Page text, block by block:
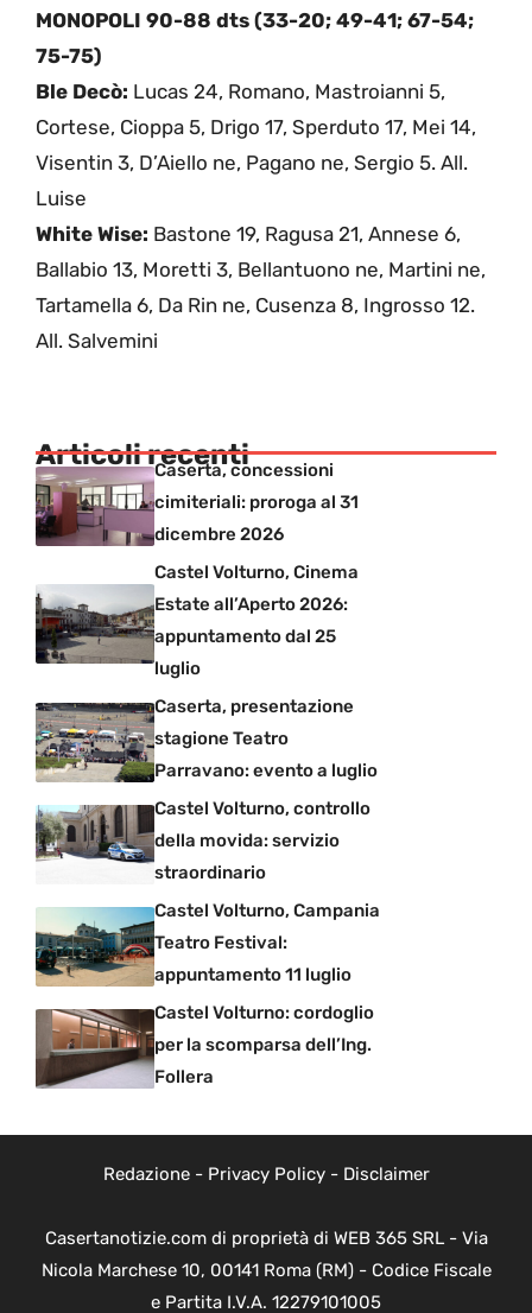
MONOPOLI 90-88 dts (33-20; 49-41; 67-54;
75-75)
Ble Decò: Lucas 24, Romano, Mastroianni 5,
Cortese, Cioppa 5, Drigo 17, Sperduto 17, Mei 14,
Visentin 3, D’Aiello ne, Pagano ne, Sergio 5. All.
Luise
White Wise: Bastone 19, Ragusa 21, Annese 6,
Ballabio 13, Moretti 3, Bellantuono ne, Martini ne,
Tartamella 6, Da Rin ne, Cusenza 8, Ingrosso 12.
All. Salvemini
Articoli recenti
Caserta, concessioni
cimiteriali: proroga al 31
dicembre 2026
Castel Volturno, Cinema
Estate all’Aperto 2026:
appuntamento dal 25
luglio
Caserta, presentazione
stagione Teatro
Parravano: evento a luglio
Castel Volturno, controllo
della movida: servizio
straordinario
Castel Volturno, Campania
Teatro Festival:
appuntamento 11 luglio
Castel Volturno: cordoglio
per la scomparsa dell’Ing.
Follera
Redazione- Privacy Policy- Disclaimer
Casertanotizie.com di proprietà di WEB 365 SRL - Via
Nicola Marchese 10, 00141 Roma (RM) - Codice Fiscale
e Partita I.V.A. 12279101005